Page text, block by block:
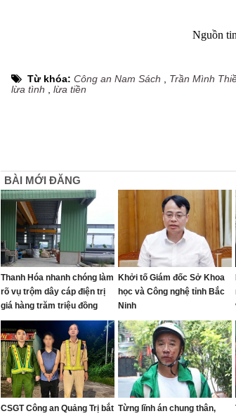
Nguồn
Từ khóa: Công an Nam Sách Trần Mình
lừa tình
lừa tiền
BÀI MỚI ĐĂNG
Thanh Hóa nhanh chóng làm
rõ vụ trộm dây cáp điện trị
giá hàng trăm triệu đồng
Khởi tố Giám đốc Sở Khoa
học và Công nghệ tỉnh Bắc
Ninh
CSGT Công an Quảng Trị bắt Từng lĩnh án chung thân,